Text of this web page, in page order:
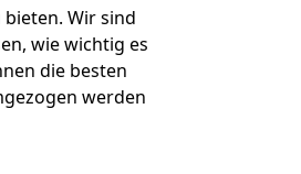
bieten. Wir sind
wie wichtig es
die besten
werden